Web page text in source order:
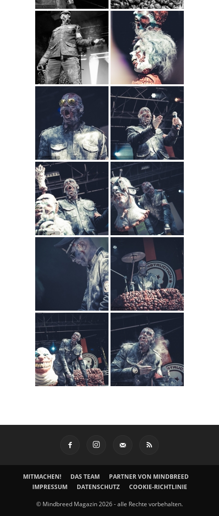
MITMACHEN! DAS TEAM
PARTNER VON MINDBREED
IMPRESSUM
DATENSCHUTZ COOKIE-RICHTLINIE
© Mindbreed Magazin 2026 - alle Rechte vorbehalten.